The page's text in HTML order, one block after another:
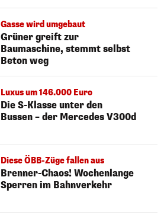
Gasse wird umgebaut
Grüner greift zur
Baumaschine, stemmt selbst
Beton weg
Luxus um 146.000 Euro
Die S-Klasse unter den
Bussen – der Mercedes V300d
Diese ÖBB-Züge fallen aus
Brenner-Chaos! Wochenlange
Sperren im Bahnverkehr